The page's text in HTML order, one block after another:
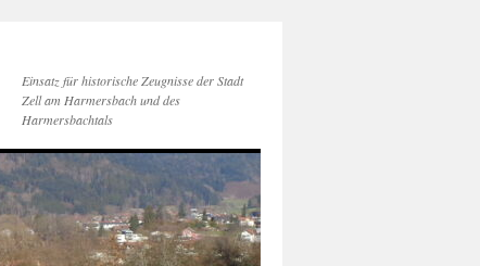
Einsatz für historische Zeugnisse der Stadt
Zell am Harmersbach und des
Harmersbachtals